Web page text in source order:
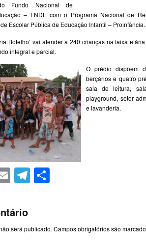
Fundo Nacional de
– FNDE com o Programa Nacional de
Escolar Pública de Educação Infantil – Proinfância.
Botelho’ vai atender a 240 crianças na faixa
integral e parcial.
O prédio dispõem
berçários e quatro
sala de leitura,
playground, setor
e lavanderia.
EmailTelegram
será publicado. Campos obrigatórios são